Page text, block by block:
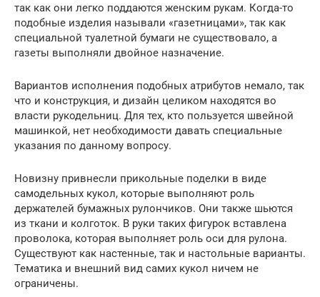
так как они легко поддаются женским рукам. Когда-то
подобные изделия называли «газетницами», так как
специальной туалетной бумаги не существовало, а
газеты выполняли двойное назначение.
Вариантов исполнения подобных атрибутов немало, так
что и конструкция, и дизайн целиком находятся во
власти рукодельниц. Для тех, кто пользуется швейной
машинкой, нет необходимости давать специальные
указания по данному вопросу.
Новизну привнесли прикольные поделки в виде
самодельных кукол, которые выполняют роль
держателей бумажных рулончиков. Они также шьются
из ткани и колготок. В руки таких фигурок вставлена
проволока, которая выполняет роль оси для рулона.
Существуют как настенные, так и настольные варианты.
Тематика и внешний вид самих кукол ничем не
ограничены.